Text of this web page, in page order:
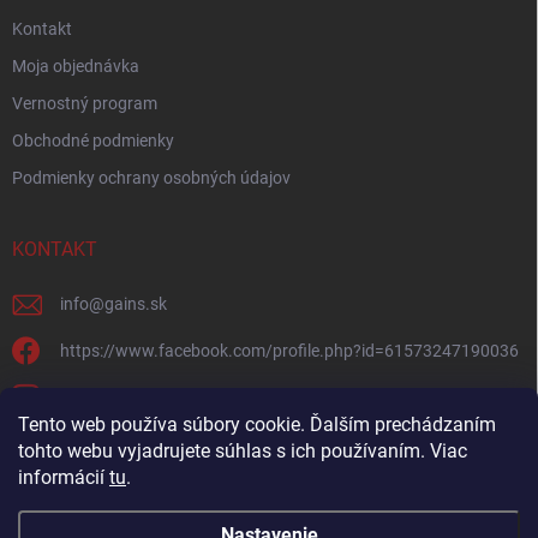
Tento web používa súbory cookie. Ďalším prechádzaním
tohto webu vyjadrujete súhlas s ich používaním. Viac
informácií tu.
Kontakt
Moja objednávka
Vernostný program
Obchodné podmienky
Podmienky ochrany osobných údajov
KONTAKT
info@gains.sk
https://www.facebook.com/profile.php?id=61573247190036